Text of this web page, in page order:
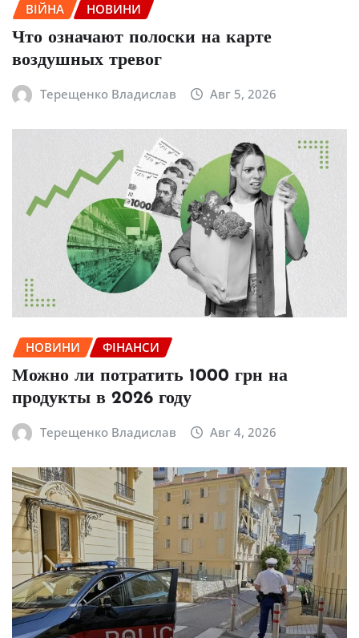
ВІЙНА НОВИНИ
Что означают полоски на карте
воздушных тревог
Терещенко Владислав Авг 5, 2026
НОВИНИ ФІНАНСИ
Можно ли потратить 1000 грн на
продукты в 2026 году
Терещенко Владислав Авг 4, 2026